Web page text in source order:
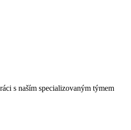
s naším specializovaným týmem